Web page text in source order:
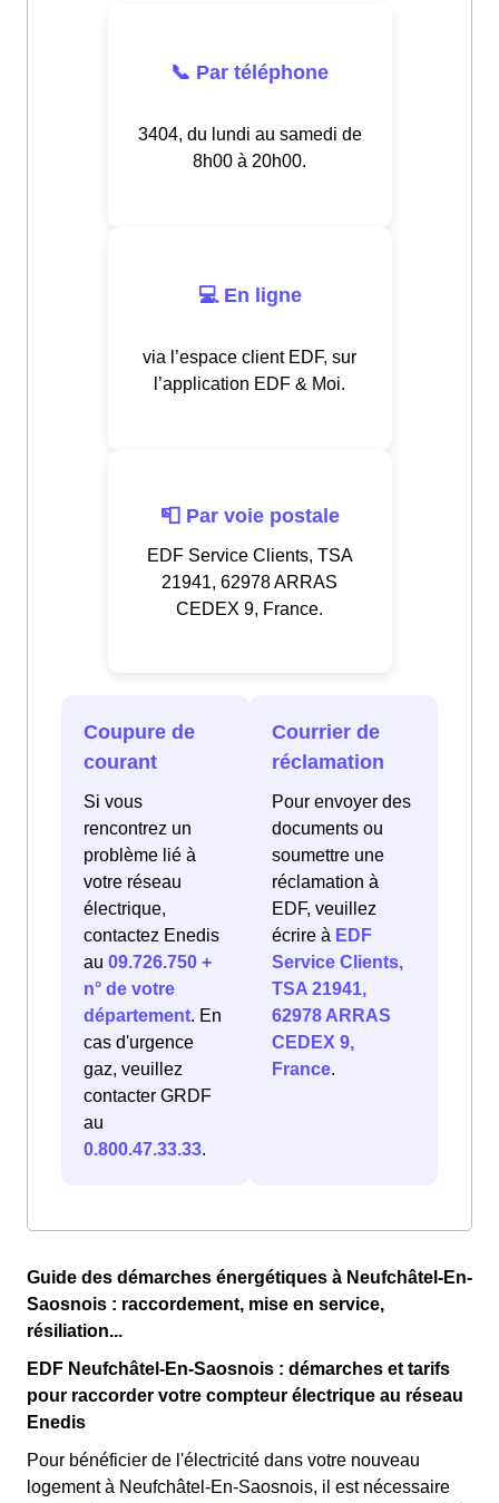
📞 Par téléphone
3404, du lundi au samedi de
8h00 à 20h00.
💻 En ligne
via l’espace client EDF, sur
l’application EDF & Moi.
📮 Par voie postale
EDF Service Clients, TSA
21941, 62978 ARRAS
CEDEX 9, France.
Coupure de
courant
Si vous
rencontrez un
problème lié à
votre réseau
électrique,
contactez Enedis
au 09.726.750 +
n° de votre
département. En
cas d'urgence
gaz, veuillez
contacter GRDF
au
0.800.47.33.33.
Courrier de
réclamation
Pour envoyer des
documents ou
soumettre une
réclamation à
EDF, veuillez
écrire à EDF
Service Clients,
TSA 21941,
62978 ARRAS
CEDEX 9,
France.
Guide des démarches énergétiques à Neufchâtel-En-
Saosnois : raccordement, mise en service,
résiliation...
EDF Neufchâtel-En-Saosnois : démarches et tarifs
pour raccorder votre compteur électrique au réseau
Enedis
Pour bénéficier de l'électricité dans votre nouveau
logement à Neufchâtel-En-Saosnois, il est nécessaire